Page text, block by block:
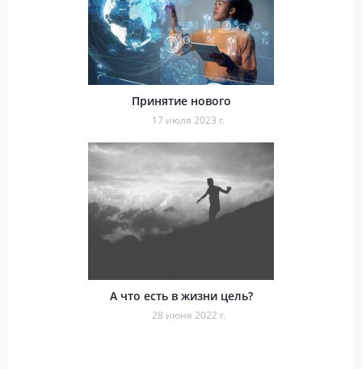
Принятие нового
17 июля 2023 г.
А что есть в жизни цель?
28 июня 2022 г.